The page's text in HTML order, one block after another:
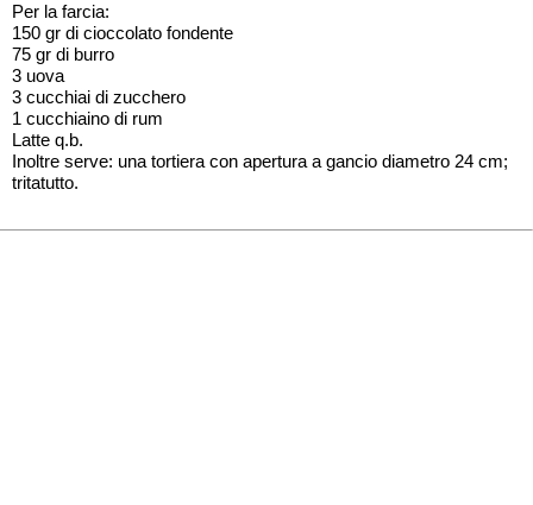
Per la farcia:
150 gr di cioccolato fondente
75 gr di burro
3 uova
3 cucchiai di zucchero
1 cucchiaino di rum
Latte q.b.
Inoltre serve: una tortiera con apertura a gancio diametro 24 cm;
tritatutto.